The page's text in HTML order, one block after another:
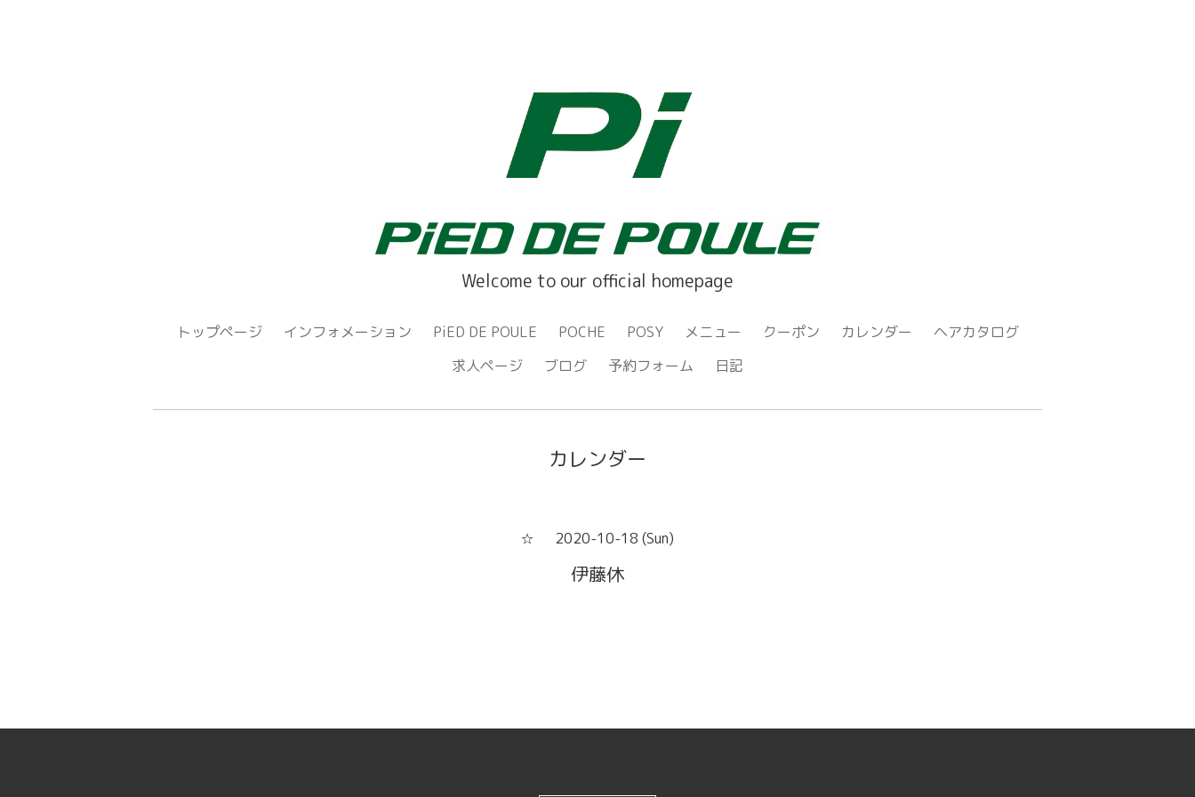
Welcome to our official homepage
トップページ インフォメーション PiED DE POULE POCHE POSY メニュー クーポン カレンダー
ヘアカタログ
求人ページ
ブログ 予約フォーム 日記
カレンダー
☆ 2020-10-18 (Sun)
伊藤休